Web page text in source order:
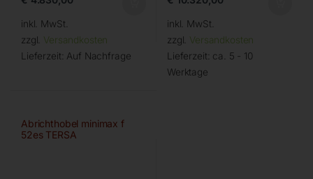
inkl. MwSt.
zzgl. Versandkosten
Lieferzeit: Auf Nachfrage
inkl. MwSt.
zzgl. Versandkosten
Lieferzeit: ca. 5 - 10
Werktage
Abrichthobel minimax f
52es TERSA